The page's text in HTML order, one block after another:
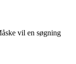
vil en søgning